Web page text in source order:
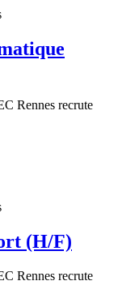
Rennes recrute
(H/F)
Rennes recrute